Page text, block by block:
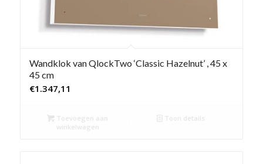
Wandklok van QlockTwo ‘Classic Hazelnut’ , 45 x
45 cm
€1.347,11
Toevoegen aan
winkelwagen
Toon details